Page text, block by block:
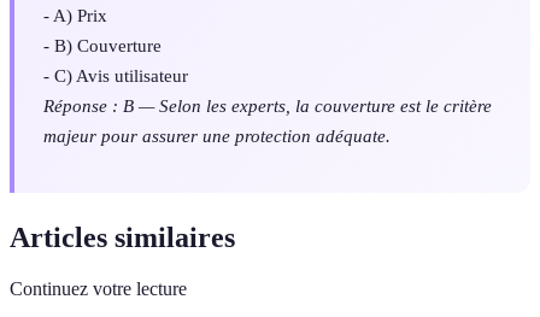
- A) Prix
- B) Couverture
- C) Avis utilisateur
Réponse : B — Selon les experts, la couverture est le critère
majeur pour assurer une protection adéquate.
Articles similaires
Continuez votre lecture